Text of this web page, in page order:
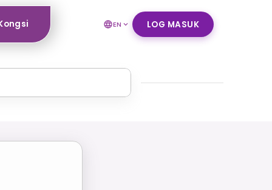
EN LOG MASUK